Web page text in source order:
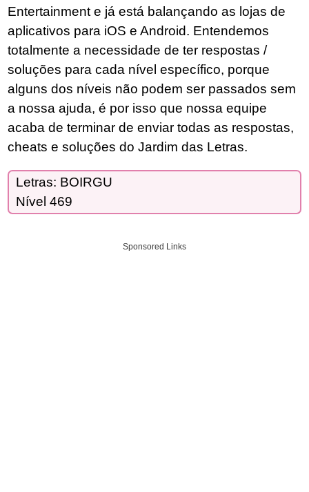
Entertainment e já está balançando as lojas de
aplicativos para iOS e Android. Entendemos
totalmente a necessidade de ter respostas /
soluções para cada nível específico, porque
alguns dos níveis não podem ser passados sem
a nossa ajuda, é por isso que nossa equipe
acaba de terminar de enviar todas as respostas,
cheats e soluções do Jardim das Letras.
Letras: BOIRGU
Nível 469
Sponsored Links